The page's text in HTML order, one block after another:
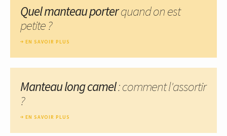
Quel manteau porterquand on est
petite ?
EN SAVOIR PLUS
Manteau long camel: comment l'assortir
?
EN SAVOIR PLUS